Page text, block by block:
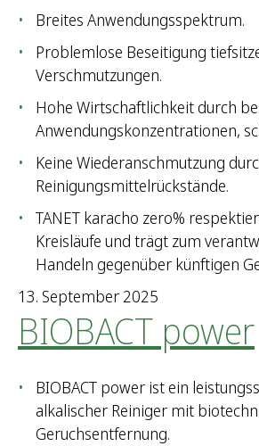
Breites Anwendungsspektrum.
Problemlose Beseitigung
Verschmutzungen.
Hohe Wirtschaftlichkeit durch
Anwendungskonzentrationen,
Keine Wiederanschmutzung
Reinigungsmittelrückstände.
TANET karacho zero%
Kreisläufe und trägt zum
Handeln gegenüber künftigen
13. September 2025
BIOBACT power
BIOBACT power ist ein
alkalischer Reiniger mit
Geruchsentfernung.